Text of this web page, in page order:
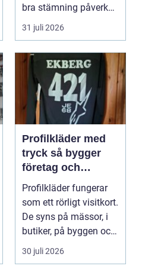
bra stämning påverkar
hur pianot låt...
31 juli 2026
Profilkläder med
tryck så bygger
företag och
klubbar en
starkare identitet
Profilkläder fungerar
som ett rörligt visitkort.
De syns på mässor, i
butiker, på byggen och
längs v...
30 juli 2026